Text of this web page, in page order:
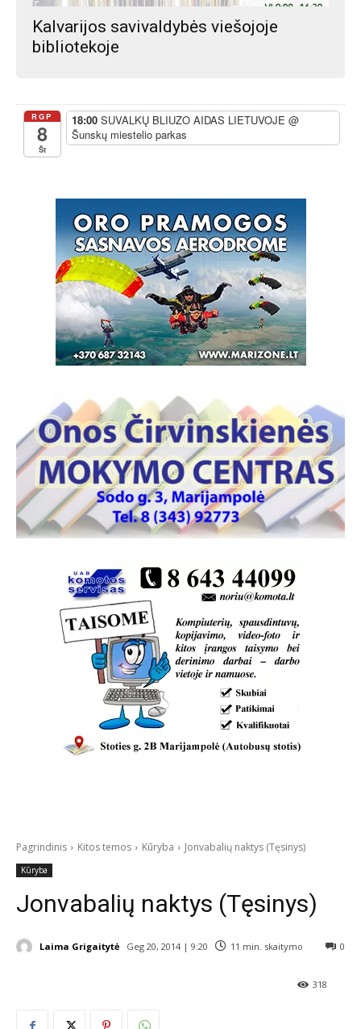
Kalvarijos savivaldybės viešojoje
bibliotekoje
RGP
8
Št
18:00 SUVALKŲ BLIUZO AIDAS LIETUVOJE @
Šunskų miestelio parkas